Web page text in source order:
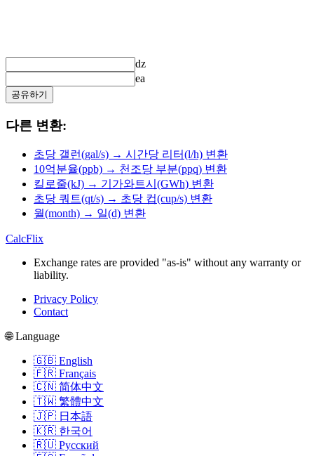
dz
ea
공유하기
다른 변환:
초당 갤런(gal/s) → 시간당 리터(l/h) 변환
10억분율(ppb) → 천조당 부분(ppq) 변환
킬로줄(kJ) → 기가와트시(GWh) 변환
초당 쿼트(qt/s) → 초당 컵(cup/s) 변환
월(month) → 일(d) 변환
CalcFlix
Exchange rates are provided "as-is" without any warranty or
liability.
Privacy Policy
Contact
🌐 Language
🇬🇧 English
🇫🇷 Français
🇨🇳 简体中文
🇹🇼 繁體中文
🇯🇵 日本語
🇰🇷 한국어
🇷🇺 Русский